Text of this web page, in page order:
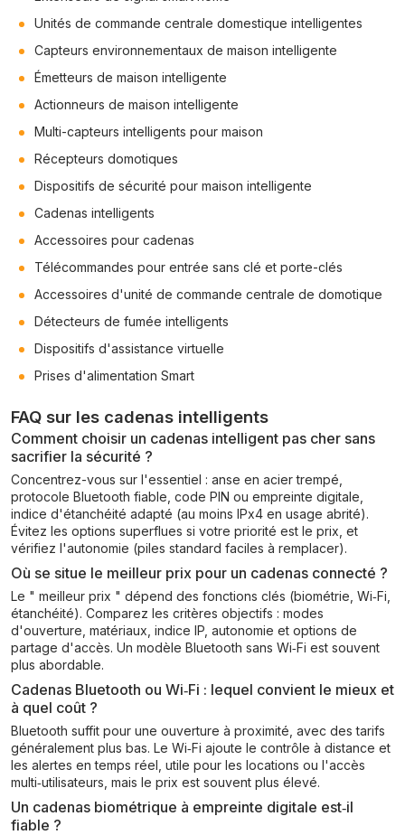
Unités de commande centrale domestique intelligentes
Capteurs environnementaux de maison intelligente
Émetteurs de maison intelligente
Actionneurs de maison intelligente
Multi-capteurs intelligents pour maison
Récepteurs domotiques
Dispositifs de sécurité pour maison intelligente
Cadenas intelligents
Accessoires pour cadenas
Télécommandes pour entrée sans clé et porte-clés
Accessoires d'unité de commande centrale de domotique
Détecteurs de fumée intelligents
Dispositifs d'assistance virtuelle
Prises d'alimentation Smart
FAQ sur les cadenas intelligents
Comment choisir un cadenas intelligent pas cher sans
sacrifier la sécurité ?
Concentrez-vous sur l'essentiel : anse en acier trempé,
protocole Bluetooth fiable, code PIN ou empreinte digitale,
indice d'étanchéité adapté (au moins IPx4 en usage abrité).
Évitez les options superflues si votre priorité est le prix, et
vérifiez l'autonomie (piles standard faciles à remplacer).
Où se situe le meilleur prix pour un cadenas connecté ?
Le " meilleur prix " dépend des fonctions clés (biométrie, Wi‑Fi,
étanchéité). Comparez les critères objectifs : modes
d'ouverture, matériaux, indice IP, autonomie et options de
partage d'accès. Un modèle Bluetooth sans Wi‑Fi est souvent
plus abordable.
Cadenas Bluetooth ou Wi‑Fi : lequel convient le mieux et
à quel coût ?
Bluetooth suffit pour une ouverture à proximité, avec des tarifs
généralement plus bas. Le Wi‑Fi ajoute le contrôle à distance et
les alertes en temps réel, utile pour les locations ou l'accès
multi‑utilisateurs, mais le prix est souvent plus élevé.
Un cadenas biométrique à empreinte digitale est‑il
fiable ?